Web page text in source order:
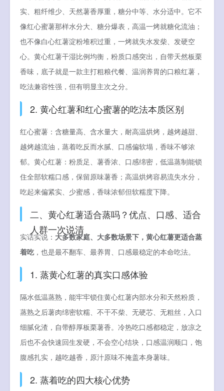
实、粗纤维少、天然薯香厚重，糖分中等、水分适中。它不
像红心蜜薯那样水分大、糖分爆表，高温一烤就糖化流油；
也不像白心红薯淀粉堆积过重，一烤就失水发柴、发硬空
心。黄心红薯干湿比例均衡，粉质口感突出，自带天然板栗
香味，底子就是一款主打粗粮代餐、温润养胃的口粮红薯，
吃法兼容性强，但有明显主次之分。
2. 黄心红薯和红心蜜薯的吃法本质区别
红心蜜薯：含糖量高、含水量大，耐高温烘烤，越烤越甜、
越烤越流油，蒸着吃反而水腻、口感偏软塌，香味不够浓
郁。黄心红薯：粉质足、薯香浓、口感绵密，低温蒸制能锁
住全部软糯口感，保留原味薯香；高温烘烤容易流失水分，
吃起来偏紧实、少蜜感，香味浓郁但软糯度下降。
二、黄心红薯适合蒸吗？优点、口感、适合
人群一次说清
实话实说： 大多数家庭、大多数场景下，黄心红薯更适合蒸
着吃，也是最不翻车、最养胃、口感最稳定的本命吃法。
1. 蒸黄心红薯的真实口感体验
隔水低温蒸熟，能牢牢锁住黄心红薯内部水分和天然粉质，
蒸熟之后薯肉绵密软糯、不干不柴、无硬芯、无粗丝，入口
细腻化渣，自带醇厚板栗薯香。冷热吃口感都稳定，放凉之
后也不会快速回生发硬，不会空心结块，口感温润顺口，饱
腹感扎实，越吃越香，原汁原味不掩盖本身薯味。
2. 蒸着吃的四大核心优势